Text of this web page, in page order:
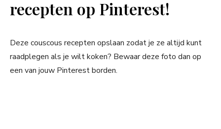
recepten op Pinterest!
Deze couscous recepten opslaan zodat je ze altijd kunt
raadplegen als je wilt koken? Bewaar deze foto dan op
een van jouw Pinterest borden.